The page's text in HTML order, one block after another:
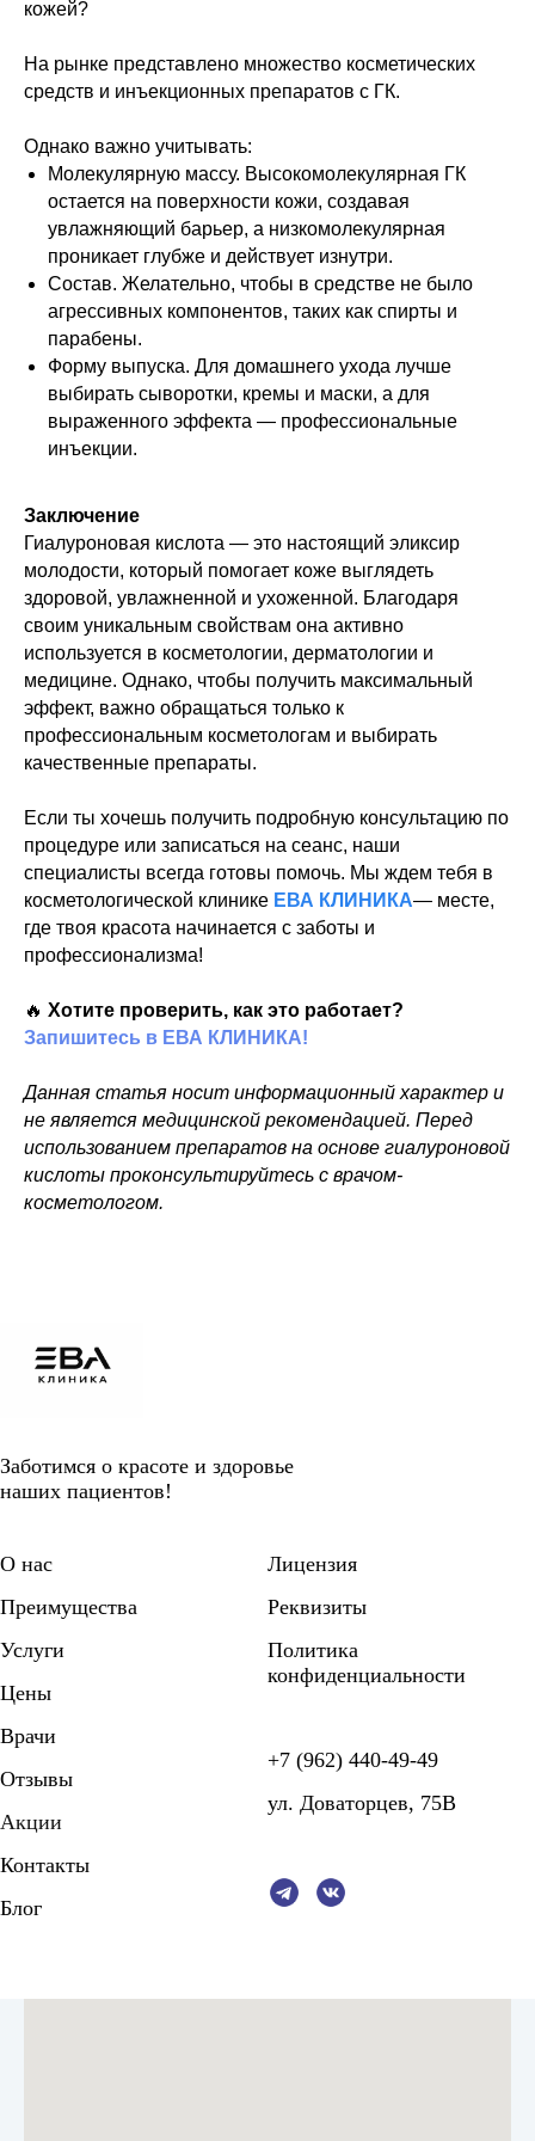
кожей?
На рынке представлено множество косметических
средств и инъекционных препаратов с ГК.
Однако важно учитывать:
Молекулярную массу. Высокомолекулярная ГК
остается на поверхности кожи, создавая
увлажняющий барьер, а низкомолекулярная
проникает глубже и действует изнутри.
Состав. Желательно, чтобы в средстве не было
агрессивных компонентов, таких как спирты и
парабены.
Форму выпуска. Для домашнего ухода лучше
выбирать сыворотки, кремы и маски, а для
выраженного эффекта — профессиональные
инъекции.
Заключение
Гиалуроновая кислота — это настоящий эликсир
молодости, который помогает коже выглядеть
здоровой, увлажненной и ухоженной. Благодаря
своим уникальным свойствам она активно
используется в косметологии, дерматологии и
медицине. Однако, чтобы получить максимальный
эффект, важно обращаться только к
профессиональным косметологам и выбирать
качественные препараты.
Если ты хочешь получить подробную консультацию по
процедуре или записаться на сеанс, наши
специалисты всегда готовы помочь. Мы ждем тебя в
косметологической клинике ЕВА КЛИНИКА— месте,
где твоя красота начинается с заботы и
профессионализма!
🔥 Хотите проверить, как это работает?
Запишитесь в ЕВА КЛИНИКА!
Данная статья носит информационный характер и
не является медицинской рекомендацией. Перед
использованием препаратов на основе гиалуроновой
кислоты проконсультируйтесь с врачом-
косметологом.
Заботимся о красоте и здоровье
наших пациентов!
О нас
Преимущества
Услуги
Цены
Врачи
Отзывы
Акции
Контакты
Блог
Лицензия
Реквизиты
Политика
конфиденциальности
+7 (962) 440-49-49
ул. Доваторцев, 75В